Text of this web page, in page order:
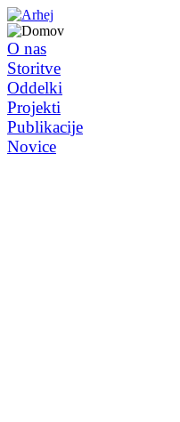
O nas
Storitve
Oddelki
Projekti
Publikacije
Novice